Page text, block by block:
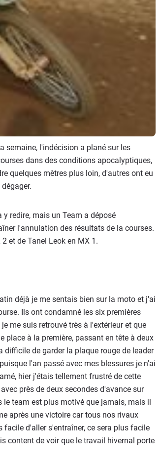
semaine, l'indécision a plané sur les
dans des conditions apocalyptiques,
quelques mètres plus loin, d'autres ont eu
redire, mais un Team a déposé
l'annulation des résultats de la courses.
et de Tanel Leok en MX 1.
déjà je me sentais bien sur la moto et j'ai
Ils ont condamné les six premières
me suis retrouvé très à l'extérieur et que
place à la première, passant en tête à deux
difficile de garder la plaque rouge de leader
l'an passé avec mes blessures je n'ai
hier j'étais tellement frustré de cette
près de deux secondes d'avance sur
team est plus motivé que jamais, mais il
après une victoire car tous nos rivaux
d'aller s'entraîner, ce sera plus facile
content de voir que le travail hivernal porte